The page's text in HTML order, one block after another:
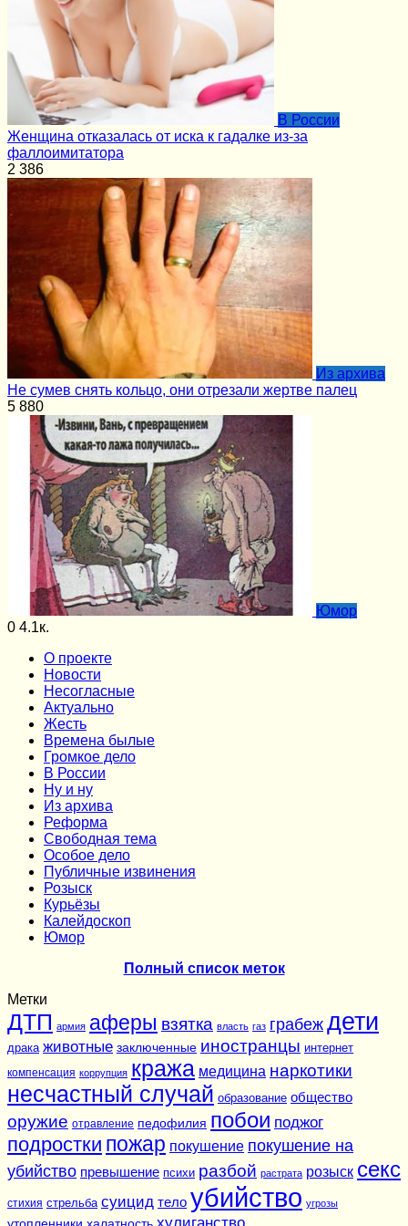
В России
Женщина отказалась от иска к гадалке из-за
фаллоимитатора
2 386
Из архива
Не сумев снять кольцо, они отрезали жертве палец
5 880
Юмор
0 4.1к.
О проекте
Новости
Несогласные
Актуально
Жесть
Времена былые
Громкое дело
В России
Ну и ну
Из архива
Реформа
Cвободная тема
Особое дело
Публичные извинения
Розыск
Курьёзы
Калейдоскоп
Юмор
Полный список меток
Метки
ДТП армия аферы взятка власть газ грабеж дети
драка животные заключенные иностранцы интернет
компенсация коррупция кража медицина наркотики
несчастный случай образование общество
оружие отравление педофилия побои поджог
подростки пожар покушение покушение на
убийство превышение психи разбой растрата розыск секс
стихия стрельба суицид тело убийство угрозы
хулиганство